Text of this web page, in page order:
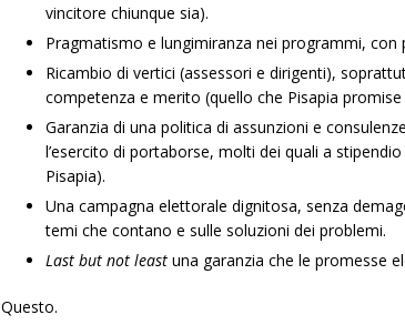
vincitore chiunque sia).
Pragmatismo e lungimiranza nei programmi,
Ricambio di vertici (assessori e dirigenti),
competenza e merito (quello che Pisapia
Garanzia di una politica di assunzioni e
l’esercito di portaborse, molti dei quali a
Pisapia).
Una campagna elettorale dignitosa, senza
temi che contano e sulle soluzioni dei problemi.
Last but not least una garanzia che le promesse
Questo.